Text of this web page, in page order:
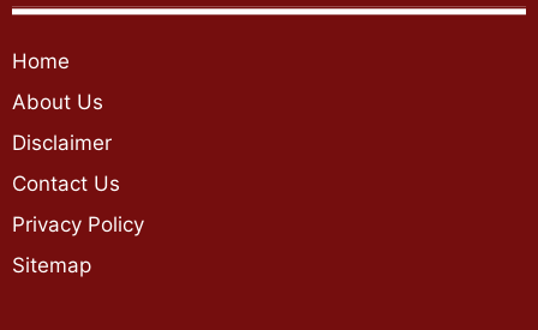
Home
About Us
Disclaimer
Contact Us
Privacy Policy
Sitemap